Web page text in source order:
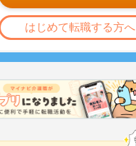
はじめて転職する方へ